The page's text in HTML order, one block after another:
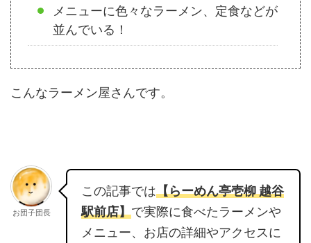
メニューに色々なラーメン、定食などが
並んでいる！
こんなラーメン屋さんです。
お団子団長
この記事では【らーめん亭壱柳 越谷
駅前店】で実際に食べたラーメンや
メニュー、お店の詳細やアクセスに